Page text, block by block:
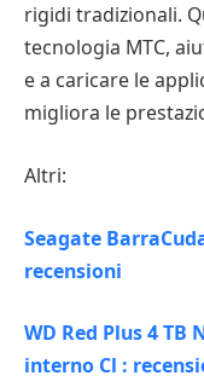
rigidi tradizionali.
tecnologia MTC,
e a caricare le
migliora le
Altri:
Seagate
recensioni
WD Red Plus 4 TB
interno Cl :